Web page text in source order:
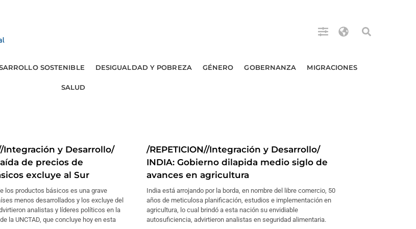
SOSTENIBLE DESIGUALDAD Y POBREZA GÉNERO GOBERNANZA MIGRACIONES
SALUD
Integración y Desarrollo/
de precios de
excluye al Sur
los productos básicos es una grave
menos desarrollados y los excluye del
analistas y líderes políticos en la
la UNCTAD, que concluye hoy en esta
/REPETICION//Integración y Desarrollo/
INDIA: Gobierno dilapida medio siglo de
avances en agricultura
India está arrojando por la borda, en nombre del libre comercio, 50
años de meticulosa planificación, estudios e implementación en
agricultura, lo cual brindó a esta nación su envidiable
autosuficiencia, advirtieron analistas en seguridad alimentaria.